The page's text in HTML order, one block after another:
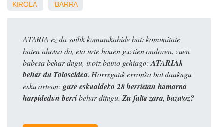
KIROLA IBARRA
ATARIA ez da soilik komunikabide bat: komunitate
baten ahotsa da, eta urte hauen guztien ondoren, zuen
babesa behar dugu, inoiz baino gehiago:ATARIAk
behar du Tolosaldea. Horregatik erronka bat daukagu
esku artean: gure eskualdeko 28 herrietan hamarna
harpidedun berribehar ditugu. Zu falta zara, bazatoz?